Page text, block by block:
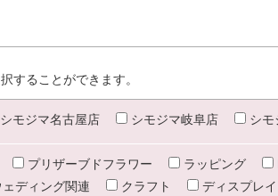
することができます。
シモジマ名古屋店 シモジマ岐阜店 シモ
プリザーブドフラワー ラッピング
ェディング関連 クラフト ディスプレイ